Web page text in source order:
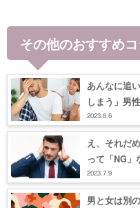
その他のおすすめ
あんなに追
しまう」男
2023.8.6
え、それだ
って「NG」
2023.7.9
男と女は別